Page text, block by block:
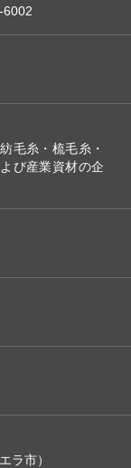
毛糸・梳毛糸・
び産業資材の企
ラ市）